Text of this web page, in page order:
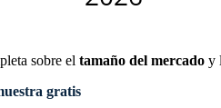
sobre el tamaño del mercado y
gratis